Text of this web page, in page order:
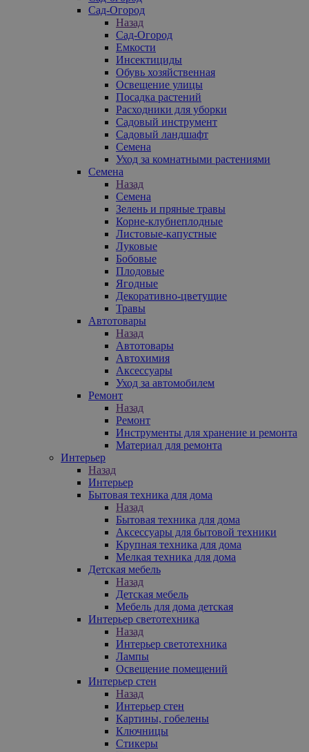
Сад-Огород
Назад
Сад-Огород
Емкости
Инсектициды
Обувь хозяйственная
Освещение улицы
Посадка растений
Расходники для уборки
Садовый инструмент
Садовый ландшафт
Семена
Уход за комнатными растениями
Семена
Назад
Семена
Зелень и пряные травы
Корне-клубнеплодные
Листовые-капустные
Луковые
Бобовые
Плодовые
Ягодные
Декоративно-цветущие
Травы
Автотовары
Назад
Автотовары
Автохимия
Аксессуары
Уход за автомобилем
Ремонт
Назад
Ремонт
Инструменты для хранение и ремонта
Материал для ремонта
Интерьер
Назад
Интерьер
Бытовая техника для дома
Назад
Бытовая техника для дома
Аксессуары для бытовой техники
Крупная техника для дома
Мелкая техника для дома
Детская мебель
Назад
Детская мебель
Мебель для дома детская
Интерьер светотехника
Назад
Интерьер светотехника
Лампы
Освещение помещений
Интерьер стен
Назад
Интерьер стен
Картины, гобелены
Ключницы
Стикеры